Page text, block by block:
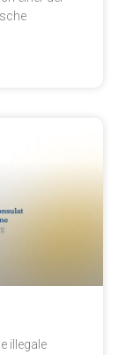
illegale